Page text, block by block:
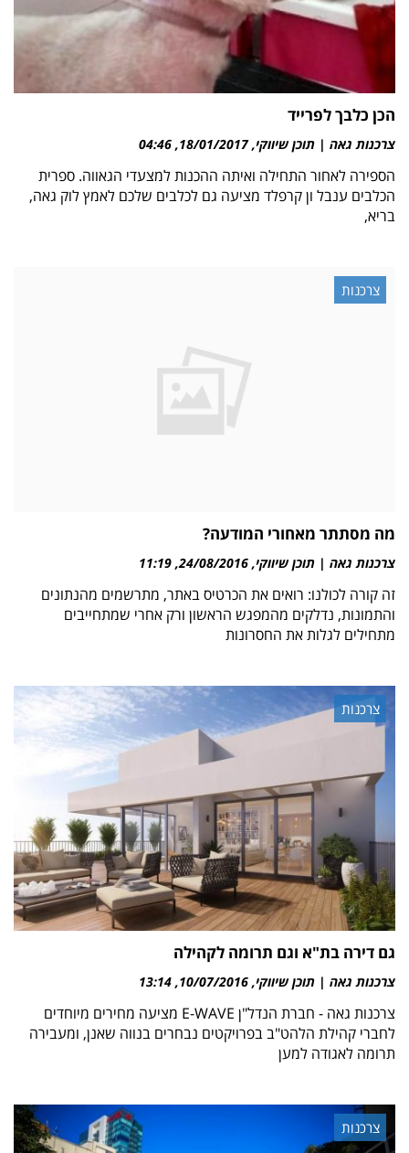
הכן כלבך לפרייד
צרכנות גאה | תוכן שיווקי 18/01/2017
04:46
הספירה לאחור התחילה ואיתה ההכנות למצעדי הגאווה. ספרית
הכלבים ענבל ון קרפלד מציעה גם לכלבים שלכם לאמץ לוק גאה,
בריא,
צרכנות
מה מסתתר מאחורי המודעה?
צרכנות גאה | תוכן שיווקי 24/08/2016
11:19
זה קורה לכולנו: רואים את הכרטיס באתר, מתרשמים מהנתונים
והתמונות, נדלקים מהמפגש הראשון ורק אחרי שמתחייבים
מתחילים לגלות את החסרונות
צרכנות
גם דירה בת"א וגם תרומה לקהילה
צרכנות גאה | תוכן שיווקי 10/07/2016
13:14
צרכנות גאה - חברת הנדל"ן E-WAVE מציעה מחירים מיוחדים
לחברי קהילת הלהט"ב בפרויקטים נבחרים בנווה שאנן, ומעבירה
תרומה לאגודה למען
צרכנות